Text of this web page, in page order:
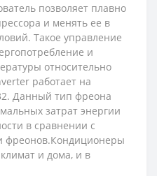
позволяет плавно
и менять ее в
Такое управление
и
относительно
работает на
Данный тип фреона
затрат энергии
в сравнении с
фреонов.Кондиционеры
и дома, и в